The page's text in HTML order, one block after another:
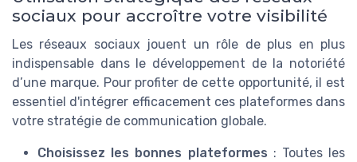
sociaux pour accroître votre visibilité
Les réseaux sociaux jouent un rôle de plus en plus
indispensable dans le développement de la notoriété
d’une marque. Pour profiter de cette opportunité, il est
essentiel d'intégrer efficacement ces plateformes dans
votre stratégie de communication globale.
Choisissez les bonnes plateformes : Toutes les